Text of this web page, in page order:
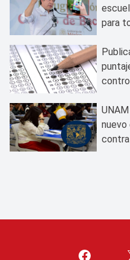
para
nuevo